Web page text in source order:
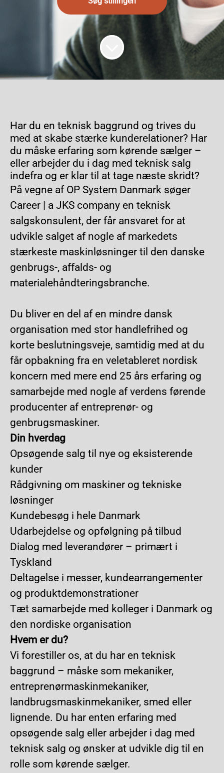
Har du en teknisk baggrund og trives du
med at skabe stærke kunderelationer? Har
du måske erfaring som kørende sælger –
eller arbejder du i dag med teknisk salg
indefra og er klar til at tage næste skridt?
På vegne af OP System Danmark søger
Career | a JKS company en teknisk
salgskonsulent, der får ansvaret for at
udvikle salget af nogle af markedets
stærkeste maskinløsninger til den danske
genbrugs-, affalds- og
materialehåndteringsbranche.
Du bliver en del af en mindre dansk
organisation med stor handlefrihed og
korte beslutningsveje, samtidig med at du
får opbakning fra en veletableret nordisk
koncern med mere end 25 års erfaring og
samarbejde med nogle af verdens førende
producenter af entreprenør- og
genbrugsmaskiner.
Din hverdag
Opsøgende salg til nye og eksisterende
kunder
Rådgivning om maskiner og tekniske
løsninger
Kundebesøg i hele Danmark
Udarbejdelse og opfølgning på tilbud
Dialog med leverandører – primært i
Tyskland
Deltagelse i messer, kundearrangementer
og produktdemonstrationer
Tæt samarbejde med kolleger i Danmark og
den nordiske organisation
Hvem er du?
Vi forestiller os, at du har en teknisk
baggrund – måske som mekaniker,
entreprenørmaskinmekaniker,
landbrugsmaskinmekaniker, smed eller
lignende. Du har enten erfaring med
opsøgende salg eller arbejder i dag med
teknisk salg og ønsker at udvikle dig til en
rolle som kørende sælger.